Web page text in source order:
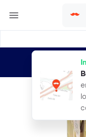
envíos